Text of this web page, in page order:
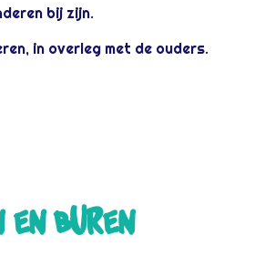
bij zijn.
in overleg met de ouders.
buren